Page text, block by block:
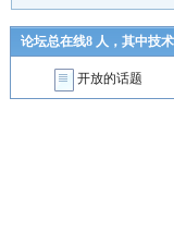
论坛总在线8人，其中技
开放的话题